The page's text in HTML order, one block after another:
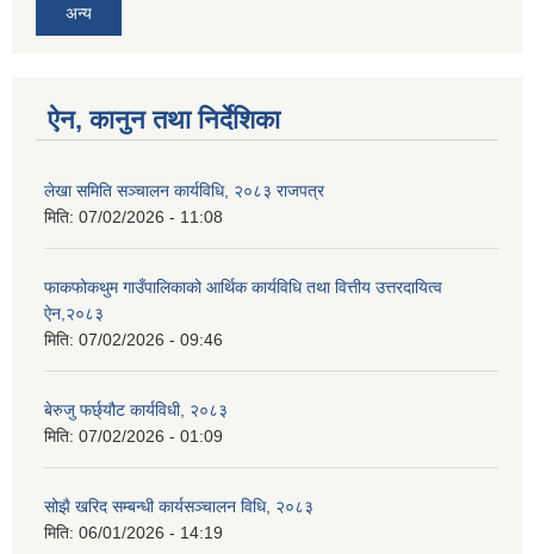
अन्य
ऐन, कानुन तथा निर्देशिका
लेखा समिति सञ्चालन कार्यविधि, २०८३ राजपत्र
मिति: 07/02/2026 - 11:08
फाकफोकथुम गाउँपालिकाको आर्थिक कार्यविधि तथा वित्तीय उत्तरदायित्व
ऐन,२०८३
मिति: 07/02/2026 - 09:46
बेरुजु फर्छ्यौट कार्यविधी, २०८३
मिति: 07/02/2026 - 01:09
सोझै खरिद सम्बन्धी कार्यसञ्चालन विधि, २०८३
मिति: 06/01/2026 - 14:19